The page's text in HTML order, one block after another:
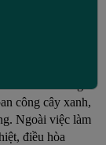
công cây xanh,
Ngoài việc làm
điều hòa